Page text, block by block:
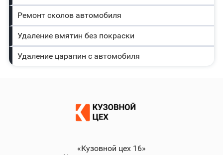
Ремонт сколов автомобиля
Удаление вмятин без покраски
Удаление царапин с автомобиля
«Кузовной цех 16»